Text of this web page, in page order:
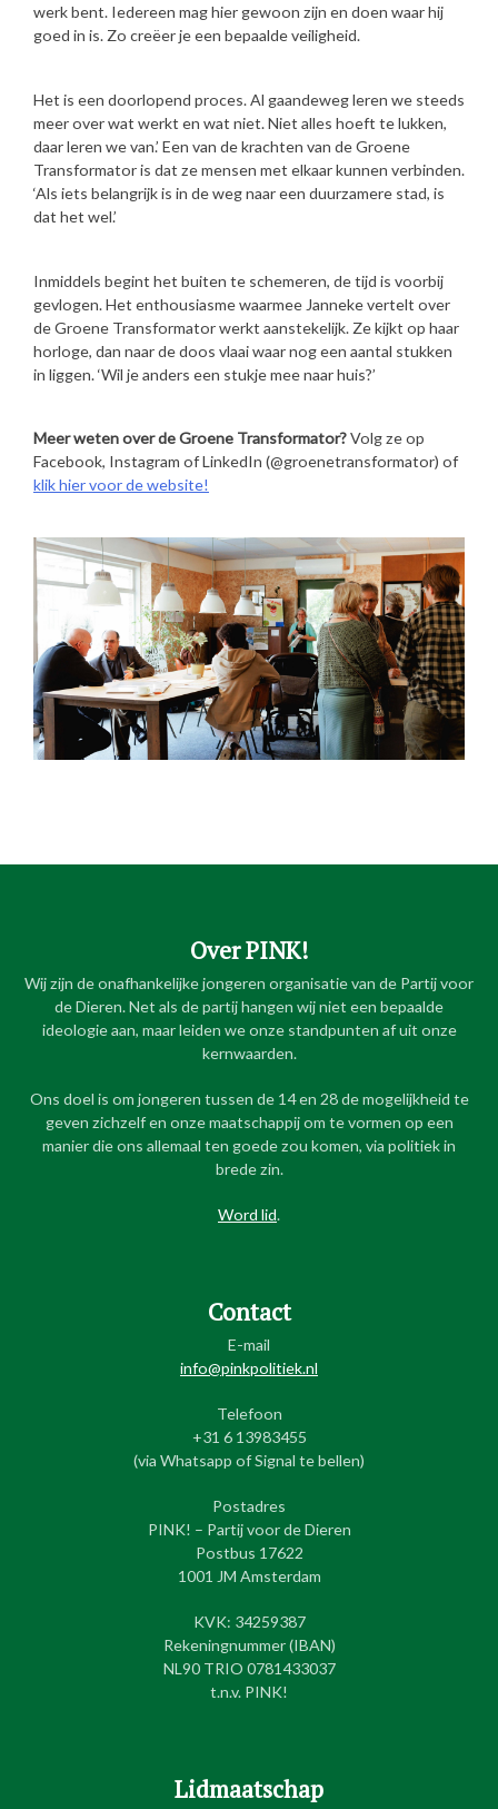
werk bent. Iedereen mag hier gewoon zijn en doen waar hij
goed in is. Zo creëer je een bepaalde veiligheid.
Het is een doorlopend proces. Al gaandeweg leren we steeds
meer over wat werkt en wat niet. Niet alles hoeft te lukken,
daar leren we van.’ Een van de krachten van de Groene
Transformator is dat ze mensen met elkaar kunnen verbinden.
‘Als iets belangrijk is in de weg naar een duurzamere stad, is
dat het wel.’
Inmiddels begint het buiten te schemeren, de tijd is voorbij
gevlogen. Het enthousiasme waarmee Janneke vertelt over
de Groene Transformator werkt aanstekelijk. Ze kijkt op haar
horloge, dan naar de doos vlaai waar nog een aantal stukken
in liggen. ‘Wil je anders een stukje mee naar huis?’
Meer weten over de Groene Transformator?Volg ze op
Facebook, Instagram of LinkedIn (@groenetransformator) of
klik hier voor de website!
Over PINK!
Wij zijn de onafhankelijke jongeren organisatie van de Partij voor
de Dieren. Net als de partij hangen wij niet een bepaalde
ideologie aan, maar leiden we onze standpunten af uit onze
kernwaarden.
Ons doel is om jongeren tussen de 14 en 28 de mogelijkheid te
geven zichzelf en onze maatschappij om te vormen op een
manier die ons allemaal ten goede zou komen, via politiek in
brede zin.
Word lid.
Contact
E-mail
info@pinkpolitiek.nl
Telefoon
+31 6 13983455
(via Whatsapp of Signal te bellen)
Postadres
PINK! – Partij voor de Dieren
Postbus 17622
1001 JM Amsterdam
KVK: 34259387
Rekeningnummer (IBAN)
NL90 TRIO 0781433037
t.n.v. PINK!
Lidmaatschap